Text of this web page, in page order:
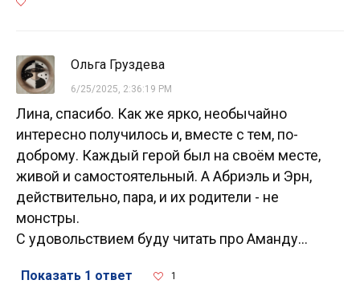
Ольга Груздева
6/25/2025, 2:36:19 PM
Лина, спасибо. Как же ярко, необычайно
интересно получилось и, вместе с тем, по-
доброму. Каждый герой был на своём месте,
живой и самостоятельный. А Абриэль и Эрн,
действительно, пара, и их родители - не
монстры.
С удовольствием буду читать про Аманду...
Показать 1 ответ 1